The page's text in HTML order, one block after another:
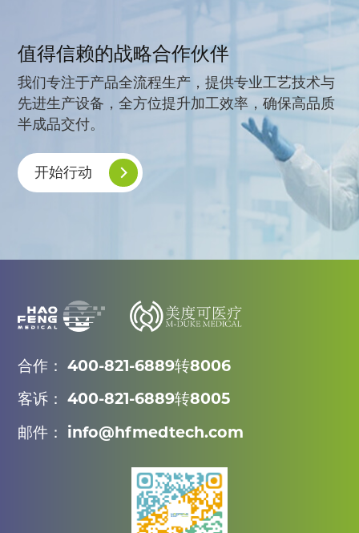
值得信赖的战略合作伙伴
我们专注于产品全流程生产，提供专业工艺技术与
先进生产设备，全方位提升加工效率，确保高品质
半成品交付。
开始行动
合作： 400-821-6889转8006
客诉： 400-821-6889转8005
邮件： info@hfmedtech.com